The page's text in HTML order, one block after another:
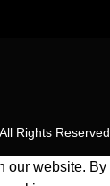
Rights Reserved
our website. By